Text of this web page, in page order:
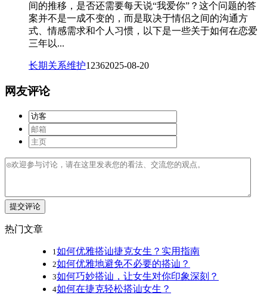
间的推移，是否还需要每天说“我爱你”？这个问题的答
案并不是一成不变的，而是取决于情侣之间的沟通方
式、情感需求和个人习惯，以下是一些关于如何在恋爱
三年以...
长期关系维护12362025-08-20
网友评论
提交评论
热门文章
1 如何优雅搭讪捷克女生？实用指南
2如何优雅地避免不必要的搭讪？
3如何巧妙搭讪，让女生对你印象深刻？
4如何在捷克轻松搭讪女生？